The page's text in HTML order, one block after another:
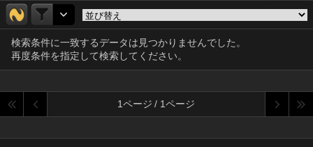
検索条件に一致するデータは見つかりませんでした。
再度条件を指定して検索してください。
1ページ / 1ページ